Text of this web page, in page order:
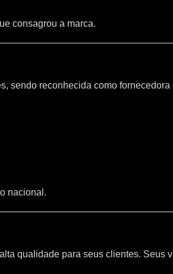
consagrou a marca.
sendo reconhecida como
nacional.
qualidade para seus clientes. Seus